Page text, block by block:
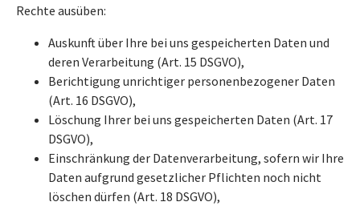
Rechte ausüben:
Auskunft über Ihre bei uns gespeicherten Daten und
deren Verarbeitung (Art. 15 DSGVO),
Berichtigung unrichtiger personenbezogener Daten
(Art. 16 DSGVO),
Löschung Ihrer bei uns gespeicherten Daten (Art. 17
DSGVO),
Einschränkung der Datenverarbeitung, sofern wir Ihre
Daten aufgrund gesetzlicher Pflichten noch nicht
löschen dürfen (Art. 18 DSGVO),